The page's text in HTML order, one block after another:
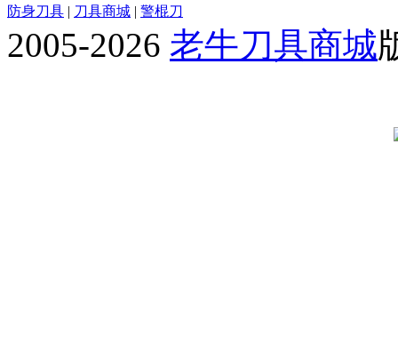
防身刀具 | 刀具商城 | 警棍刀
2005-2026 老牛刀具商城